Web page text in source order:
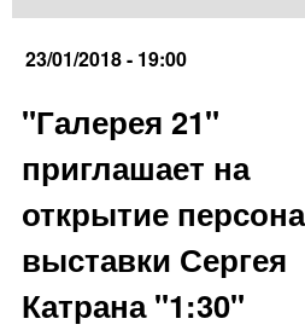
23/01/2018 - 19:00
"Галерея 21"
приглашает на
открытие
выставки Сергея
Катрана "1:30"